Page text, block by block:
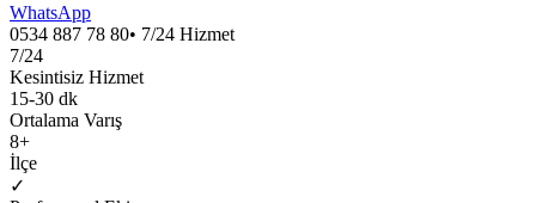
WhatsApp
0534 887 78 80• 7/24 Hizmet
7/24
Kesintisiz Hizmet
15-30 dk
Ortalama Varış
8+
İlçe
✓